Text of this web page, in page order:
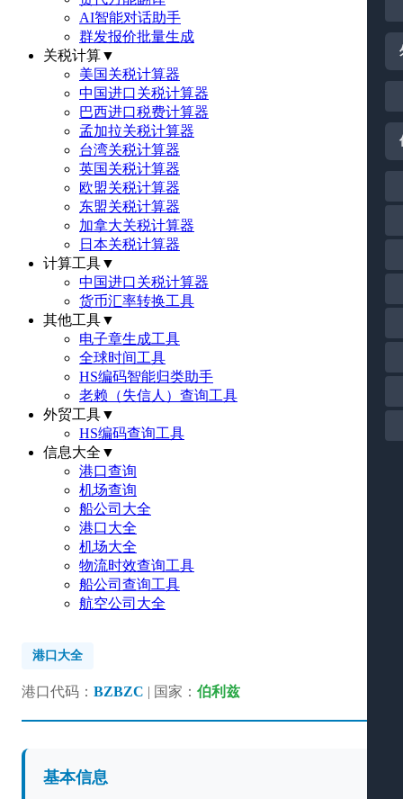
AI智能对话助手
群发报价批量生成
关税计算▼
美国关税计算器
中国进口关税计算器
巴西进口税费计算器
孟加拉关税计算器
台湾关税计算器
英国关税计算器
欧盟关税计算器
东盟关税计算器
加拿大关税计算器
日本关税计算器
计算工具▼
中国进口关税计算器
货币汇率转换工具
其他工具▼
电子章生成工具
全球时间工具
HS编码智能归类助手
老赖（失信人）查询工具
外贸工具▼
HS编码查询工具
信息大全 ▼
港口查询
机场查询
船公司大全
港口大全
机场大全
物流时效查询工具
船公司查询工具
航空公司大全
港口大全
港口代码： BZBZC | 国家： 伯利兹
基本信息